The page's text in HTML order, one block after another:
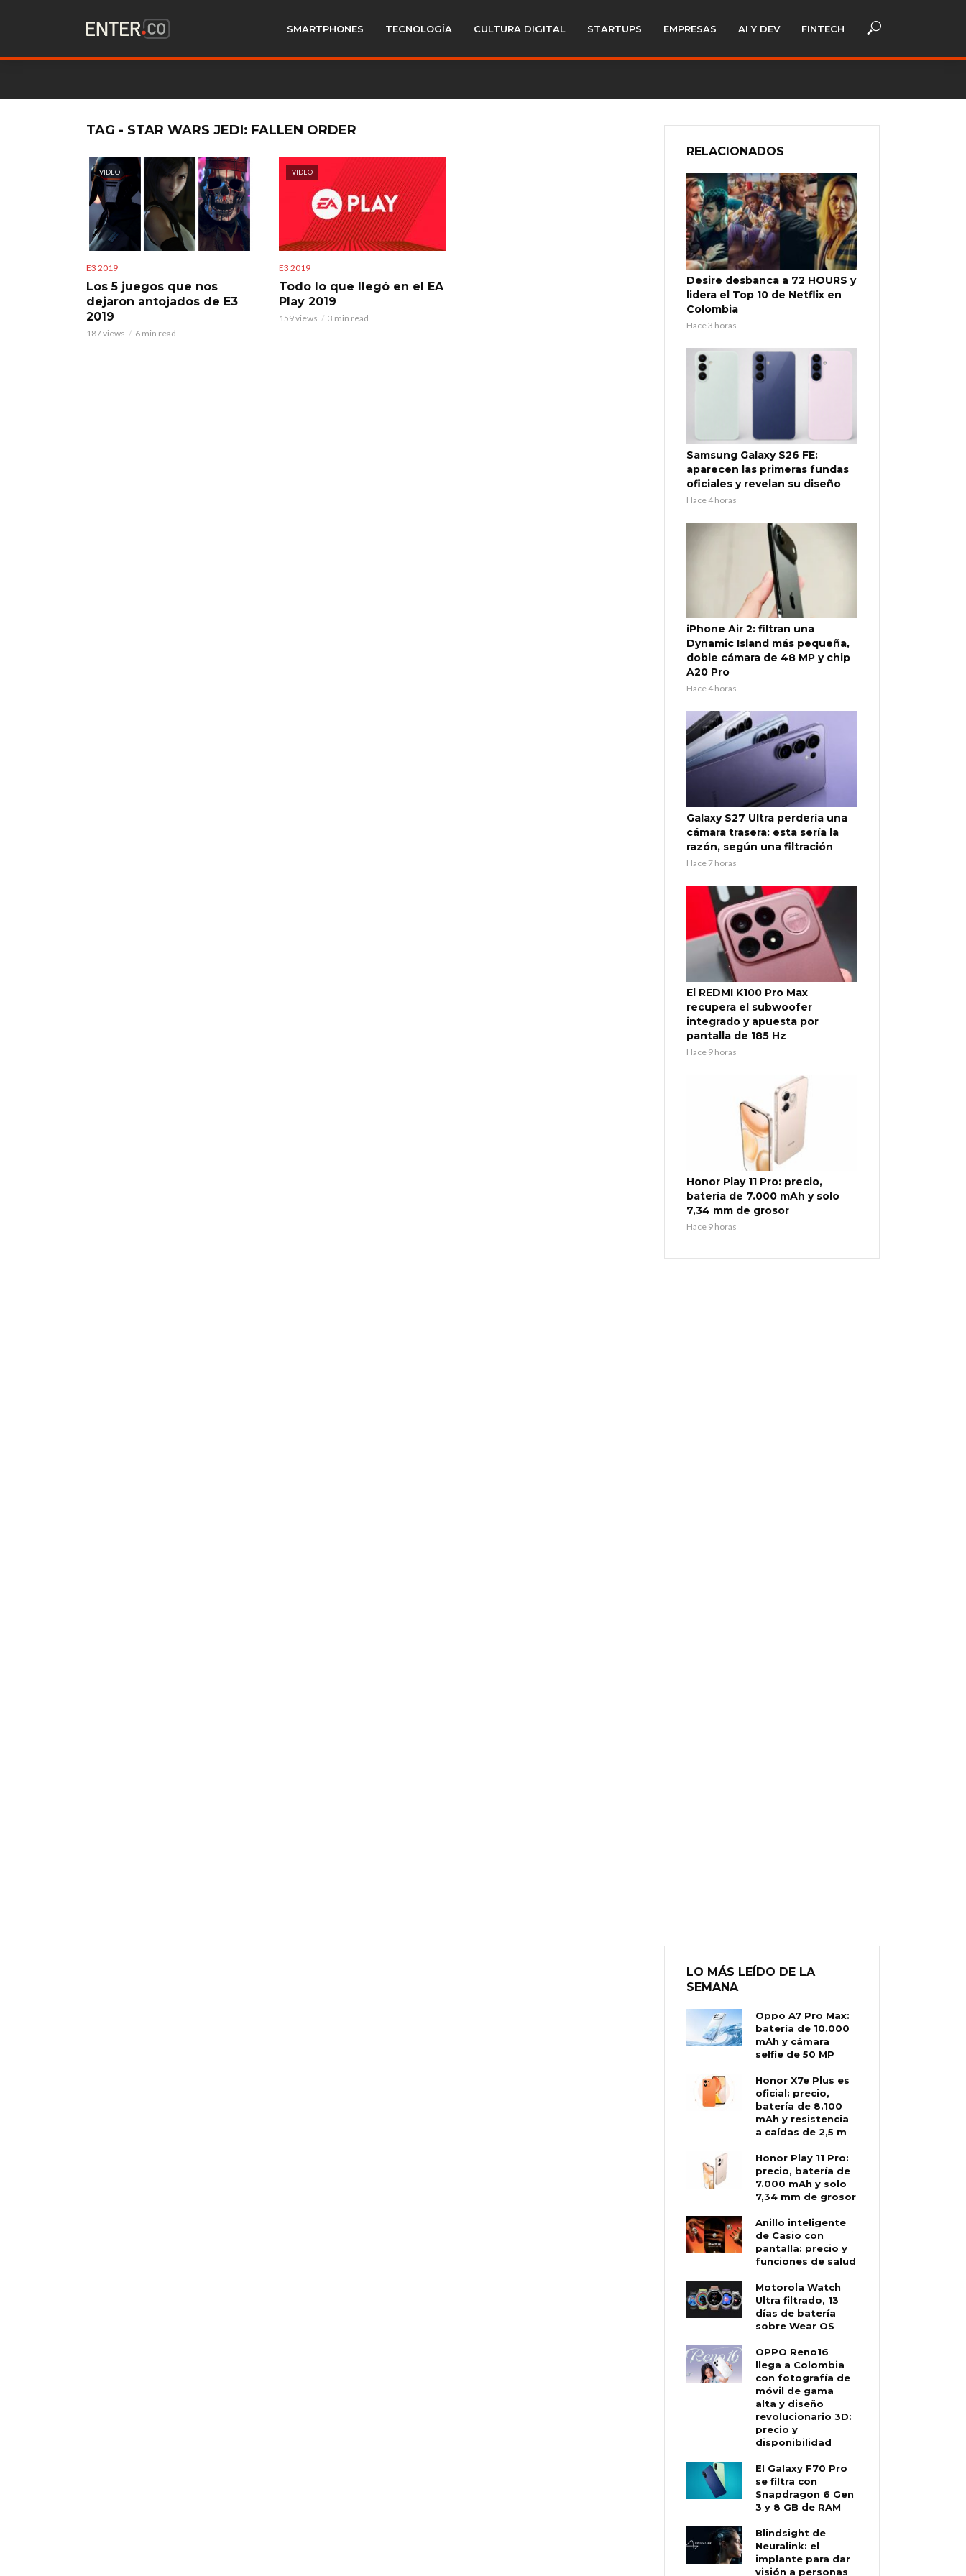
SMARTPHONES TECNOLOGÍA CULTURA DIGITAL STARTUPS EMPRESAS AI Y DEV FINTECH
TAG - STAR WARS JEDI: FALLEN ORDER
VIDEO
E3 2019
Los 5 juegos que nos
dejaron antojados de E3
2019
187 views 6 min read
VIDEO
E3 2019
Todo lo que llegó en el EA
Play 2019
159 views 3 min read
RELACIONADOS
Desire desbanca a 72 HOURS y
lidera el Top 10 de Netflix en
Colombia
Hace 3 horas
Samsung Galaxy S26 FE:
aparecen las primeras fundas
oficiales y revelan su diseño
Hace 4 horas
iPhone Air 2: filtran una
Dynamic Island más pequeña,
doble cámara de 48 MP y chip
A20 Pro
Hace 4 horas
Galaxy S27 Ultra perdería una
cámara trasera: esta sería la
razón, según una filtración
Hace 7 horas
El REDMI K100 Pro Max
recupera el subwoofer
integrado y apuesta por
pantalla de 185 Hz
Hace 9 horas
Honor Play 11 Pro: precio,
batería de 7.000 mAh y solo
7,34 mm de grosor
Hace 9 horas
LO MÁS LEÍDO DE LA
SEMANA
Oppo A7 Pro Max:
batería de 10.000
mAh y cámara
selfie de 50 MP
Honor X7e Plus es
oficial: precio,
batería de 8.100
mAh y resistencia
a caídas de 2,5 m
Honor Play 11 Pro:
precio, batería de
7.000 mAh y solo
7,34 mm de grosor
Anillo inteligente
de Casio con
pantalla: precio y
funciones de salud
Motorola Watch
Ultra filtrado, 13
días de batería
sobre Wear OS
OPPO Reno16
llega a Colombia
con fotografía de
móvil de gama
alta y diseño
revolucionario 3D:
precio y
disponibilidad
El Galaxy F70 Pro
se filtra con
Snapdragon 6 Gen
3 y 8 GB de RAM
Blindsight de
Neuralink: el
implante para dar
visión a personas